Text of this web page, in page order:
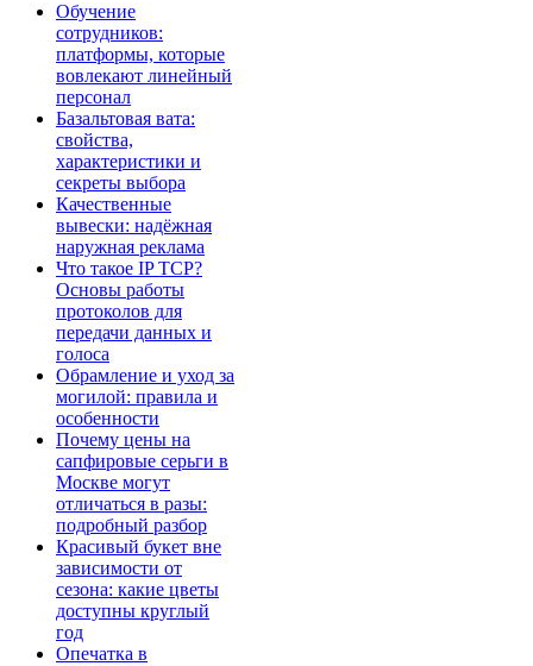
Обучение
сотрудников:
платформы, которые
вовлекают линейный
персонал
Базальтовая вата:
свойства,
характеристики и
секреты выбора
Качественные
вывески: надёжная
наружная реклама
Что такое IP TCP?
Основы работы
протоколов для
передачи данных и
голоса
Обрамление и уход за
могилой: правила и
особенности
Почему цены на
сапфировые серьги в
Москве могут
отличаться в разы:
подробный разбор
Красивый букет вне
зависимости от
сезона: какие цветы
доступны круглый
год
Опечатка в